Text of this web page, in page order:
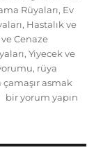
Rüyaları, Ev
, Hastalık ve
Cenaze
,Yiyecek ve
, rüya
çamaşır asmak
Rüyada
bir yorum yapın